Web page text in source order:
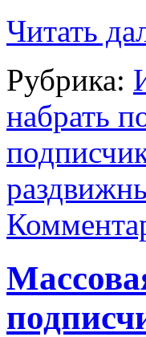
Читать
Рубрика:
набрать